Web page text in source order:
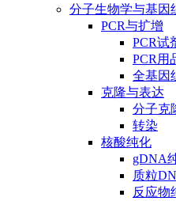
分子生物学与基因
PCR与扩增
PCR试
PCR用
全基因
克隆与表达
分子克
转染
核酸纯化
gDNA
质粒
反应物